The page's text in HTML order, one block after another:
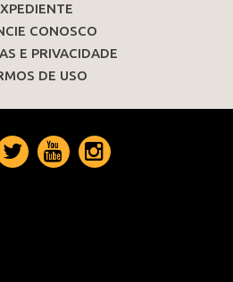
CONOSCO
E PRIVACIDADE
DE USO